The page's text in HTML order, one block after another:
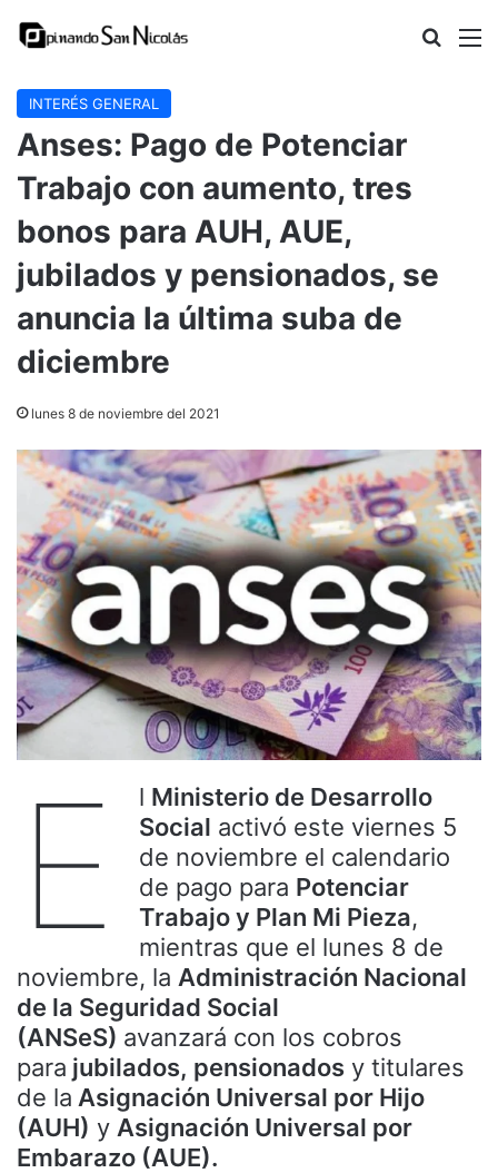
Buscar
INTERÉS GENERAL
Anses: Pago de Potenciar
Trabajo con aumento, tres
bonos para AUH, AUE,
jubilados y pensionados, se
anuncia la última suba de
diciembre
lunes 8 de noviembre del 2021
E l Ministerio de Desarrollo
Social activó este viernes 5
de noviembre el calendario
de pago para Potenciar
Trabajo y Plan Mi Pieza,
mientras que el lunes 8 de
noviembre, la Administración Nacional
de la Seguridad Social
(ANSeS) avanzará con los cobros
para jubilados, pensionados y titulares
de la Asignación Universal por Hijo
(AUH) y Asignación Universal por
Embarazo (AUE).